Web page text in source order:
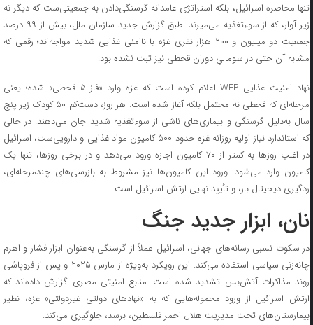
تنها محاصره اسرائیل، بلکه استراتژی عامدانه گرسنگی‌دادن به جمعیتی‌ست که دیگر نه
زیر آوار، که از سوءتغذیه می‌میرند. طبق گزارش جدید سازمان ملل، بیش از ۹۹ درصد
جمعیت دو میلیون و ۲۰۰ هزار نفری غزه با ناامنی غذایی شدید مواجه‌اند؛ رقمی که
مشابه آن حتی در سومالیِ دوران قحطی نیز ثبت نشده بود.
نهاد امنیت غذایی WFP اعلام کرده است که غزه وارد «فاز ۵ قحطی» شده؛ یعنی
مرحله‌ای که قحطی نه محتمل بلکه آغاز شده است. هر روز، دست‌کم ۵۰ کودک زیر پنج
سال به‌دلیل گرسنگی و بیماری‌های ناشی از سوءتغذیه شدید جان می‌دهند. در حالی
که استاندارد نیاز اولیه روزانه غزه حدود ۵۰۰ کامیون مواد غذایی و دارویی‌ست، اسرائیل
در اغلب روز‌ها به کمتر از ۷۰ کامیون اجازه ورود می‌دهد و در برخی روزها، تنها یک
کامیون وارد می‌شود. ورود این کامیون‌ها نیز مشروط به بازرسی‌های چندمرحله‌ای،
ردگیری دیجیتال بار، و تأیید نهایی ارتش اسرائیل است.
نان، ابزار جدید جنگ
در سکوت نسبی رسانه‌های جهانی، اسرائیل عملاً از گرسنگی به‌عنوان ابزار فشار و اهرم
چانه‌زنی سیاسی استفاده می‌کند. این رویکرد به‌ویژه از مارس ۲۰۲۵ و پس از فروپاشی
روند مذاکرات آتش‌بس تشدید شده است. منابع امنیتی مصری گزارش داده‌اند که
ارتش اسرائیل از ورود محموله‌هایی که به «نهاد‌های دولتی غیردولتی» غزه، نظیر
بیمارستان‌های تحت مدیریت هلال احمر فلسطین، برسد، جلوگیری می‌کند.